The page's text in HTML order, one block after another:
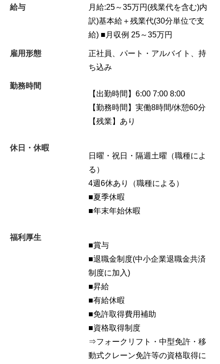
給与
月給:25～35万円(残業代を含む)内
訳)基本給＋残業代(30分単位で支
給) ■月収例 25～35万円
雇用形態
正社員、パート・アルバイト、持
ち込み
勤務時間
【出勤時間】6:00 7:00 8:00
【勤務時間】実働8時間/休憩60分
【残業】あり
休日・休暇
日曜・祝日・隔週土曜（職種によ
る）
4週6休あり（職種による）
■夏季休暇
■年末年始休暇
福利厚生
■賞与
■退職金制度(中小企業退職金共済
制度に加入)
■昇給
■有給休暇
■免許取得費用補助
■資格取得制度
⇒フォークリフト・中型免許・移
動式クレーン免許等の資格取得に